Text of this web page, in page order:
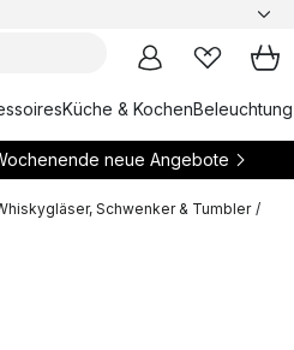
Küche & KochenBeleuchtung
neue Angebote
Schwenker & Tumbler /